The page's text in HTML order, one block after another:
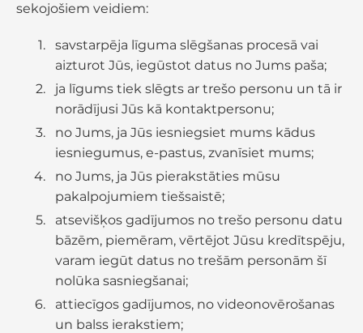
sekojošiem veidiem:
savstarpēja līguma slēgšanas procesā vai
aizturot Jūs, iegūstot datus no Jums paša;
ja līgums tiek slēgts ar trešo personu un tā ir
norādījusi Jūs kā kontaktpersonu;
no Jums, ja Jūs iesniegsiet mums kādus
iesniegumus, e-pastus, zvanīsiet mums;
no Jums, ja Jūs pierakstāties mūsu
pakalpojumiem tiešsaistē;
atsevišķos gadījumos no trešo personu datu
bāzēm, piemēram, vērtējot Jūsu kredītspēju,
varam iegūt datus no trešām personām šī
nolūka sasniegšanai;
attiecīgos gadījumos, no videonovērošanas
un balss ierakstiem;